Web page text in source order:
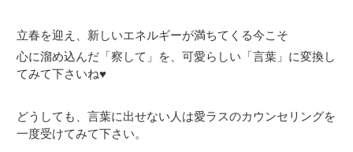
立春を迎え、新しいエネルギーが満ちてくる今こそ
心に溜め込んだ「察して」を、可愛らしい「言葉」に変換し
てみて下さいね♥️
どうしても、言葉に出せない人は愛ラスのカウンセリングを
一度受けてみて下さい。